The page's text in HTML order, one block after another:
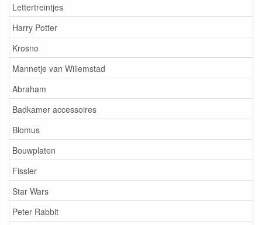
Lettertreintjes
Harry Potter
Krosno
Mannetje van Willemstad
Abraham
Badkamer accessoires
Blomus
Bouwplaten
Fissler
Star Wars
Peter Rabbit